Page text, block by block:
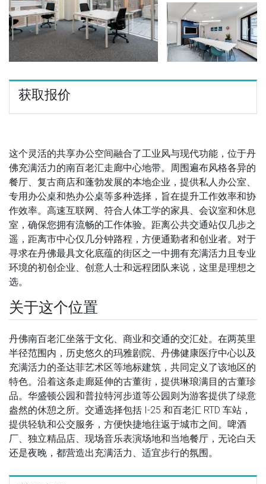
获取报价
这个灵活的共享办公空间融合了工业风与现代功能，位于丹
佛充满活力的南百老汇走廊中心地带。周围遍布风格各异的
餐厅、复古商店和蓬勃发展的本地企业，提供私人办公室、
专用办公桌和热办公桌等多种选择，旨在提升工作效率和协
作效率。高速互联网、符合人体工学的家具、会议室和休息
室，确保您拥有流畅的工作体验。距离公共交通站仅几步之
遥，距离市中心仅几分钟路程，方便通勤者和创业者。对于
寻求在丹佛最具文化底蕴的街区之一中拥有充满活力且专业
环境的初创企业、创意人士和远程团队来说，这里是理想之
选。
关于这个位置
丹佛南百老汇坐落于文化、商业和交通的交汇处。在两英里
半径范围内，历史悠久的玛雅剧院、丹佛健康医疗中心以及
充满活力的圣达菲艺术区等地标建筑，共同定义了该地区的
特色。沿着这条走廊延伸的古董街，提供琳琅满目的古董珍
品。华盛顿公园和普拉特河步道等公园则为游客提供了绿意
盎然的休憩之所。交通选择包括 I-25 和百老汇 RTD 车站，
提供轻轨和公交服务，方便快捷地往返于城市之间。啤酒
厂、独立精品店、现场音乐表演场地和当地餐厅，无论白天
还是夜晚，都营造出充满活力、适宜步行的氛围。